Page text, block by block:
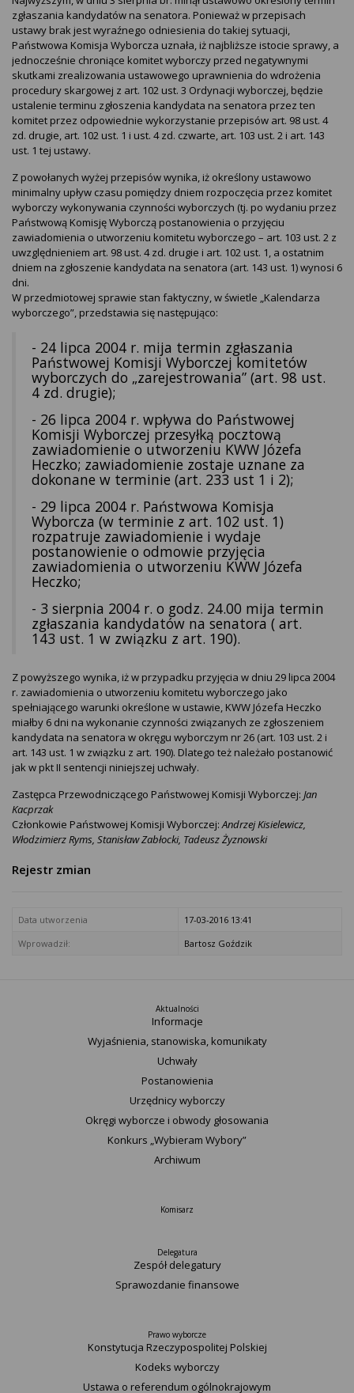
zgłaszania kandydatów na senatora. Ponieważ w przepisach
ustawy brak jest wyraźnego odniesienia do takiej sytuacji,
Państwowa Komisja Wyborcza uznała, iż najbliższe istocie sprawy, a
jednocześnie chroniące komitet wyborczy przed negatywnymi
skutkami zrealizowania ustawowego uprawnienia do wdrożenia
procedury skargowej z art. 102 ust. 3 Ordynacji wyborczej, będzie
ustalenie terminu zgłoszenia kandydata na senatora przez ten
komitet przez odpowiednie wykorzystanie przepisów art. 98 ust. 4
zd. drugie, art. 102 ust. 1 i ust. 4 zd. czwarte, art. 103 ust. 2 i art. 143
ust. 1 tej ustawy.
Z powołanych wyżej przepisów wynika, iż określony ustawowo
minimalny upływ czasu pomiędzy dniem rozpoczęcia przez komitet
wyborczy wykonywania czynności wyborczych (tj. po wydaniu przez
Państwową Komisję Wyborczą postanowienia o przyjęciu
zawiadomienia o utworzeniu komitetu wyborczego – art. 103 ust. 2 z
uwzględnieniem art. 98 ust. 4 zd. drugie i art. 102 ust. 1, a ostatnim
dniem na zgłoszenie kandydata na senatora (art. 143 ust. 1) wynosi 6
dni.
W przedmiotowej sprawie stan faktyczny, w świetle „Kalendarza
wyborczego”, przedstawia się następująco:
- 24 lipca 2004 r. mija termin zgłaszania
Państwowej Komisji Wyborczej komitetów
wyborczych do „zarejestrowania” (art. 98 ust.
4 zd. drugie);
- 26 lipca 2004 r. wpływa do Państwowej
Komisji Wyborczej przesyłką pocztową
zawiadomienie o utworzeniu KWW Józefa
Heczko; zawiadomienie zostaje uznane za
dokonane w terminie (art. 233 ust 1 i 2);
- 29 lipca 2004 r. Państwowa Komisja
Wyborcza (w terminie z art. 102 ust. 1)
rozpatruje zawiadomienie i wydaje
postanowienie o odmowie przyjęcia
zawiadomienia o utworzeniu KWW Józefa
Heczko;
- 3 sierpnia 2004 r. o godz. 24.00 mija termin
zgłaszania kandydatów na senatora ( art.
143 ust. 1 w związku z art. 190).
Z powyższego wynika, iż w przypadku przyjęcia w dniu 29 lipca 2004
r. zawiadomienia o utworzeniu komitetu wyborczego jako
spełniającego warunki określone w ustawie, KWW Józefa Heczko
miałby 6 dni na wykonanie czynności związanych ze zgłoszeniem
kandydata na senatora w okręgu wyborczym nr 26 (art. 103 ust. 2 i
art. 143 ust. 1 w związku z art. 190). Dlatego też należało postanowić
jak w pkt II sentencji niniejszej uchwały.
Zastępca Przewodniczącego Państwowej Komisji Wyborczej: Jan
Kacprzak
Członkowie Państwowej Komisji Wyborczej:Andrzej Kisielewicz,
Włodzimierz Ryms, Stanisław Zabłocki, Tadeusz Żyznowski
Rejestr zmian
Data utworzenia
17-03-2016 13:41
Wprowadził:
Bartosz Goździk
Aktualności
Informacje
Wyjaśnienia, stanowiska, komunikaty
Uchwały
Postanowienia
Urzędnicy wyborczy
Okręgi wyborcze i obwody głosowania
Konkurs „Wybieram Wybory”
Archiwum
Komisarz
Delegatura
Zespół delegatury
Sprawozdanie finansowe
Prawo wyborcze
Konstytucja Rzeczypospolitej Polskiej​
Kodeks wyborczy
Ustawa o referendum ogólnokrajowym